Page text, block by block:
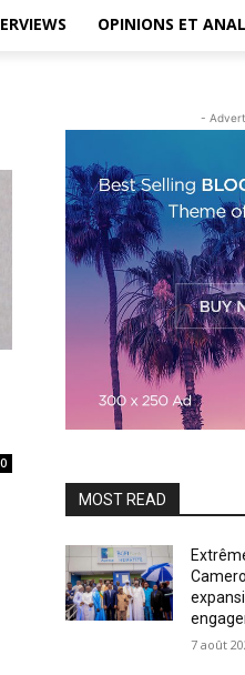
OPINIONS ET
0
-
MOST READ
7 août